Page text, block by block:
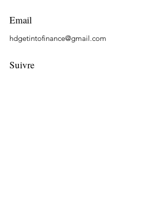
Email
hdgetintofinance@gmail.com
Suivre